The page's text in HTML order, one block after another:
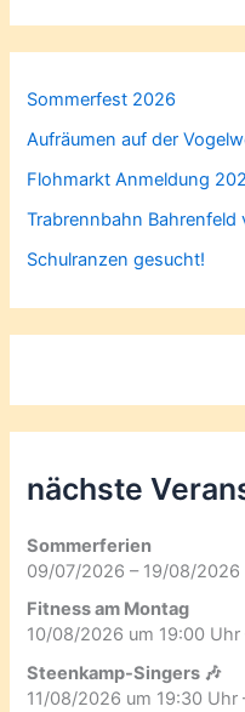
Sommerfest 2026
Aufräumen auf der
Flohmarkt Anmeldung
Trabrennbahn Bahrenfeld
Schulranzen gesucht!
nächste
Sommerferien
09/07/2026 – 19/08/2026
Fitness am Montag
10/08/2026 um 19:00 Uhr
Steenkamp-Singers 🎶
11/08/2026 um 19:30 Uhr